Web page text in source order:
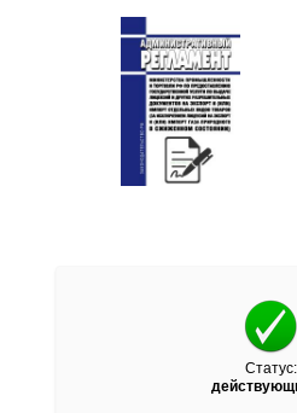
Статус: